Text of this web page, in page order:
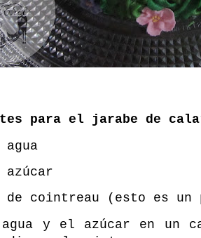
para el jarabe de
agua
azúcar
cointreau (esto es un
y el azúcar en un